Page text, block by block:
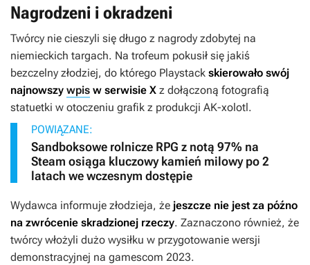
Nagrodzeni i okradzeni
Twórcy nie cieszyli się długo z nagrody zdobytej na
niemieckich targach. Na trofeum pokusił się jakiś
bezczelny złodziej, do którego Playstack skierowało swój
najnowszy wpis w serwisie X z dołączoną fotografią
statuetki w otoczeniu grafik z produkcji AK-xolotl.
POWIĄZANE:
Sandboksowe rolnicze RPG z notą 97% na
Steam osiąga kluczowy kamień milowy po 2
latach we wczesnym dostępie
Wydawca informuje złodzieja, że jeszcze nie jest za późno
na zwrócenie skradzionej rzeczy. Zaznaczono również, że
twórcy włożyli dużo wysiłku w przygotowanie wersji
demonstracyjnej na gamescom 2023.